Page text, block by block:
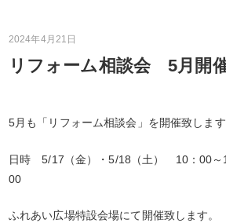
2024年4月21日
リフォーム相談会 5月開
5月も「リフォーム相談会」を開催致します
日時 5/17（金）・5/18（土） 10：00～
00
ふれあい広場特設会場にて開催致します。